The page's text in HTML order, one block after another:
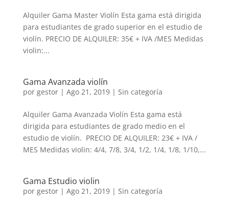
Alquiler Gama Master Violín Esta gama está dirigida
para estudiantes de grado superior en el estudio de
violín. PRECIO DE ALQUILER: 35€ + IVA /MES Medidas
violin:...
Gama Avanzada violín
por gestor| Ago 21, 2019| Sin categoría
Alquiler Gama Avanzada Violín Esta gama está
dirigida para estudiantes de grado medio en el
estudio de violín. PRECIO DE ALQUILER: 23€ + IVA /
MES Medidas violin: 4/4, 7/8, 3/4, 1/2, 1/4, 1/8, 1/10,...
Gama Estudio violin
por gestor| Ago 21, 2019| Sin categoría